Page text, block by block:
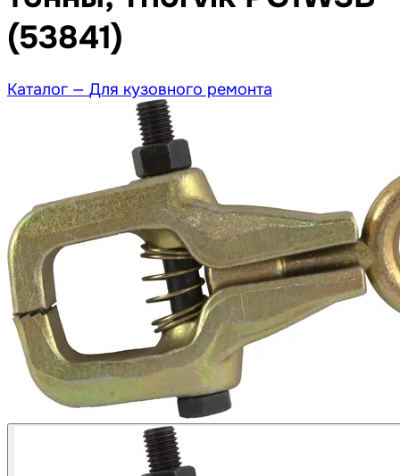
(53841)
Каталог — Для кузовного ремонта